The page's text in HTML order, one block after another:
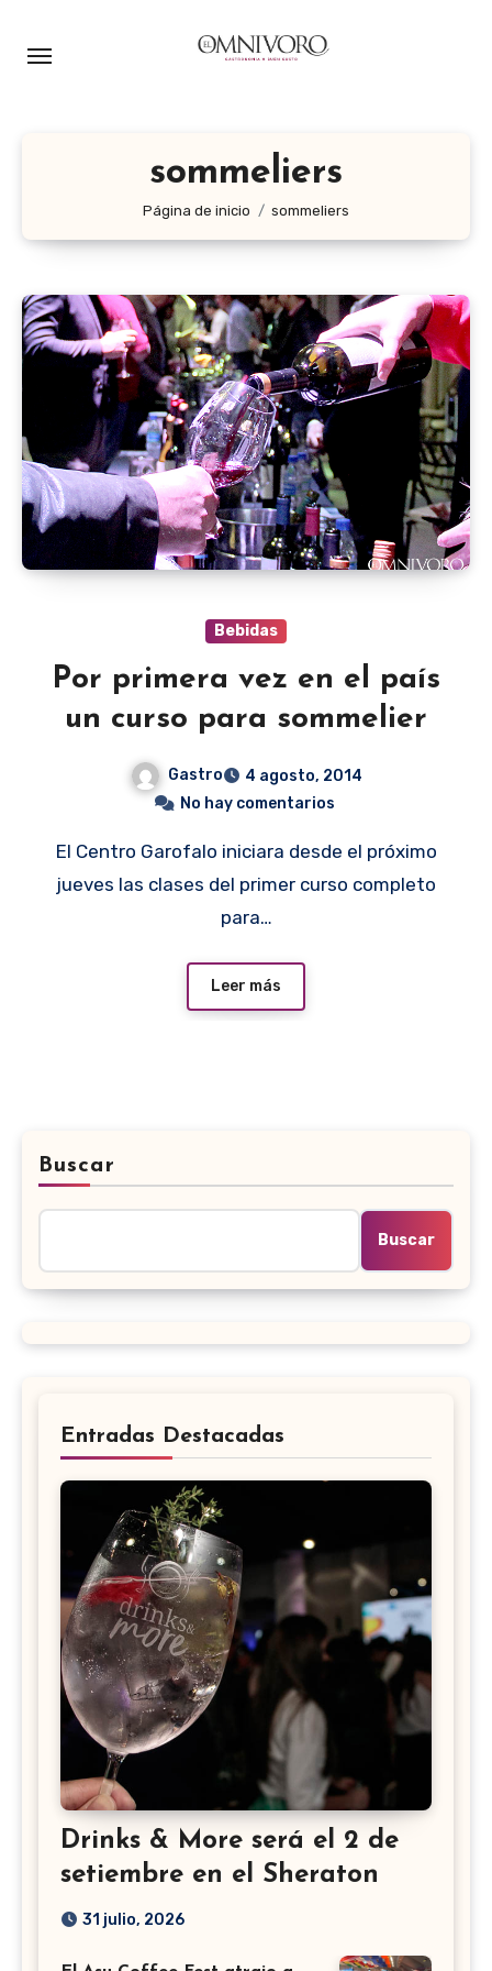
sommeliers
Página de inicio sommeliers
Bebidas
Por primera vez en el país
un curso para sommelier
Gastro
4 agosto, 2014
No hay comentarios
El Centro Garofalo iniciara desde el próximo
jueves las clases del primer curso completo
para…
Leer más
Buscar
Buscar
Entradas Destacadas
Drinks & More será el 2 de
setiembre en el Sheraton
31 julio, 2026